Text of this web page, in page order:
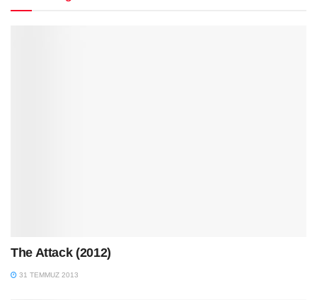
The Attack (2012)
31 TEMMUZ 2013